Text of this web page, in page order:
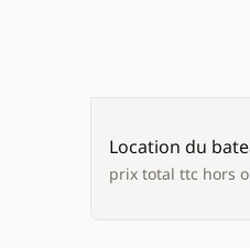
Location du
prix total ttc hors